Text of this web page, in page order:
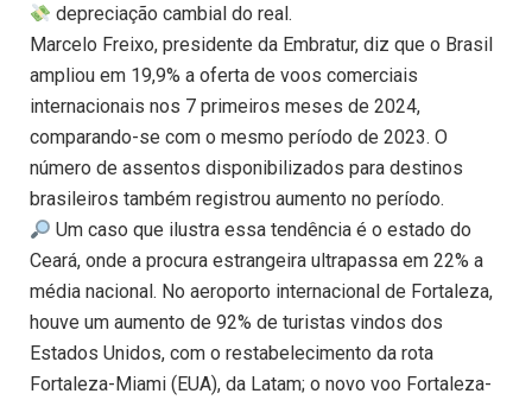
depreciação cambial do real.
Marcelo Freixo, presidente da Embratur, diz que o Brasil
ampliou em 19,9% a oferta de voos comerciais
internacionais nos 7 primeiros meses de 2024,
comparando-se com o mesmo período de 2023. O
número de assentos disponibilizados para destinos
brasileiros também registrou aumento no período.
Um caso que ilustra essa tendência é o estado do
Ceará, onde a procura estrangeira ultrapassa em 22% a
média nacional. No aeroporto internacional de Fortaleza,
houve um aumento de 92% de turistas vindos dos
Estados Unidos, com o restabelecimento da rota
Fortaleza-Miami (EUA), da Latam; o novo voo Fortaleza-